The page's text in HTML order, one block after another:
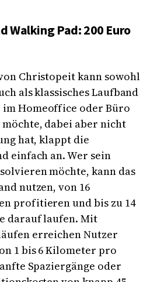
Walking Pad: 200 Euro
Christopeit kann sowohl
als klassisches Laufband
Homeoffice oder Büro
dabei aber nicht
hat, klappt die
einfach an. Wer sein
möchte, kann das
nutzen, von 16
profitieren und bis zu 14
darauf laufen. Mit
erreichen Nutzer
1 bis 6 Kilometer pro
Spaziergänge oder